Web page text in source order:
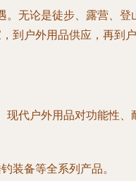
无论是徒步、露营、
，到 户外用品供应 ，再到
代户外用品对功能性
装备等全系列产品。